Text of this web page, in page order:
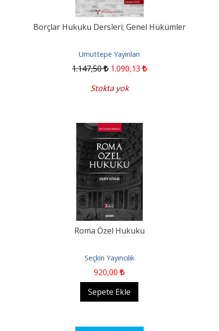
Borçlar Hukuku Dersleri; Genel Hükümler
Umuttepe Yayınları
1.147,50 1.090,13
Stokta yok
Roma Özel Hukuku
Seçkin Yayıncılık
920,00
Sepete Ekle